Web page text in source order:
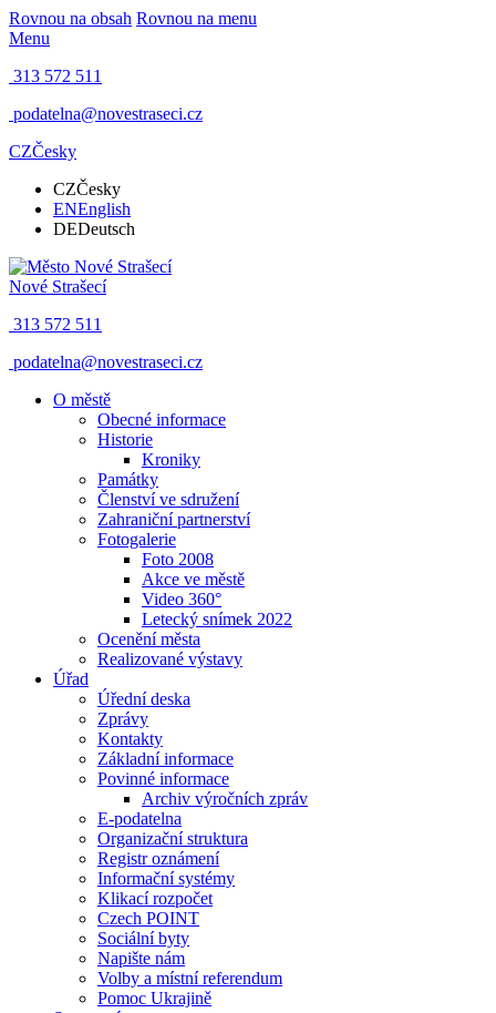
Rovnou na obsah Rovnou na menu
Menu
313 572 511
podatelna@novestraseci.cz
CZČesky
CZČesky
ENEnglish
DEDeutsch
Nové Strašecí
313 572 511
podatelna@novestraseci.cz
O městě
Obecné informace
Historie
Kroniky
Památky
Členství ve sdružení
Zahraniční partnerství
Fotogalerie
Foto 2008
Akce ve městě
Video 360°
Letecký snímek 2022
Ocenění města
Realizované výstavy
Úřad
Úřední deska
Zprávy
Kontakty
Základní informace
Povinné informace
Archiv výročních zpráv
E-podatelna
Organizační struktura
Registr oznámení
Informační systémy
Klikací rozpočet
Czech POINT
Sociální byty
Napište nám
Volby a místní referendum
Pomoc Ukrajině